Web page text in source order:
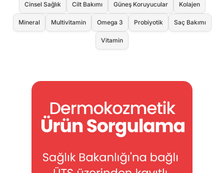
Cinsel Sağlık Cilt Bakımı Güneş Koruyucular Kolajen
Mineral Multivitamin Omega 3 Probiyotik Saç Bakımı
Vitamin